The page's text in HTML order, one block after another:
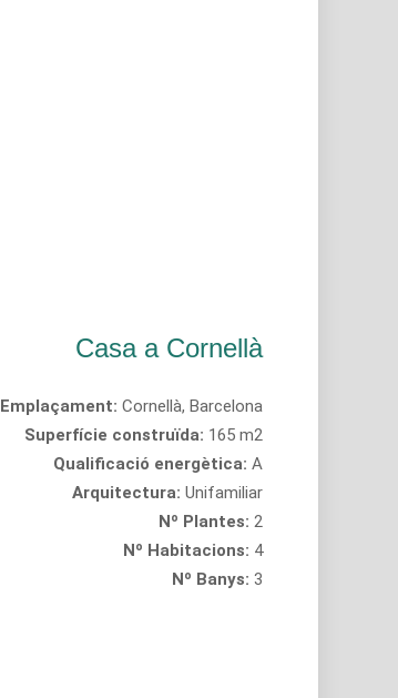
Casa a Cornellà
Emplaçament: Cornellà, Barcelona
Superfície construïda: 165 m2
Qualificació energètica: A
Arquitectura: Unifamiliar
Nº Plantes: 2
Nº Habitacions: 4
Nº Banys: 3